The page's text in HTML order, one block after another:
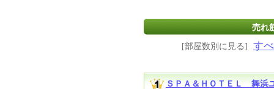
売れ
[部屋数別に見る] す
ＳＰＡ＆ＨＯＴＥＬ 舞浜